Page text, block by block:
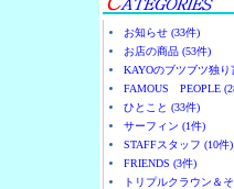
お知らせ (33件)
お店の商品 (53件)
KAYOのブツブツ独り
FAMOUS PEOPLE
ひとこと (33件)
サーフィン (1件)
STAFFスタッフ (10件)
FRIENDS (3件)
トリプルクラウン＆